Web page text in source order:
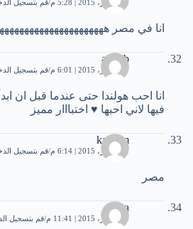
11 أكتوبر، 2015 | 5:28 م قم بتسجيل
انا في مصر
ayoub
11 أكتوبر، 2015 | 6:01 م قم بتسجيل
انا احب هولندا حتى عندما قبل ان
فيها لاني احبها ♥ اختبااار مميز
kareem
11 أكتوبر، 2015 | 6:14 م قم بتسجيل
مصر
sarra
11 أكتوبر، 2015 | 11:41 م قم بتسجيل